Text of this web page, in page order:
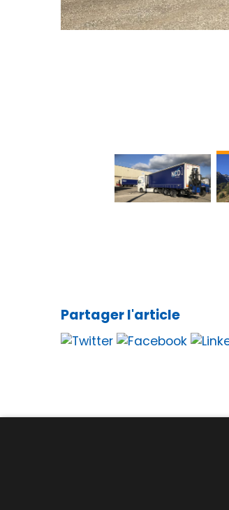
Partager l'article